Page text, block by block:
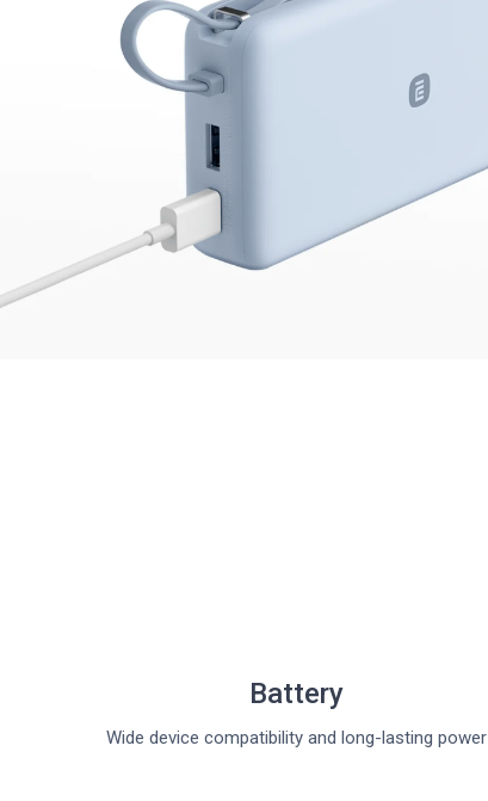
Battery
Wide device compatibility and long-lasting power